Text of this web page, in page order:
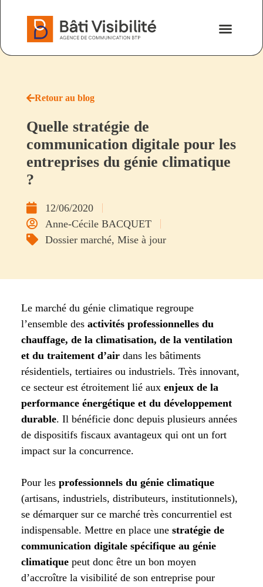
Retour au blog
Quelle stratégie de
communication digitale pour les
entreprises du génie climatique
?
12/06/2020
Anne-Cécile BACQUET
Dossier marché, Mise à jour
Le marché du génie climatique regroupe
l’ensemble des activités professionnelles du
chauffage, de la climatisation, de la ventilation
et du traitement d’airdans les bâtiments
résidentiels, tertiaires ou industriels. Très innovant,
ce secteur est étroitement lié aux enjeux de la
performance énergétique et du développement
durable. Il bénéficie donc depuis plusieurs années
de dispositifs fiscaux avantageux qui ont un fort
impact sur la concurrence.
Pour les professionnels du génie climatique
(artisans, industriels, distributeurs, institutionnels),
se démarquer sur ce marché très concurrentiel est
indispensable. Mettre en place une stratégie de
communication digitale spécifique au génie
climatiquepeut donc être un bon moyen
d’accroître la visibilité de son entreprise pour